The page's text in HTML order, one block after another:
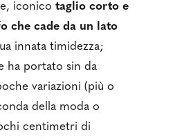
iconicotaglio corto e
che cade da un lato
innata timidezza;
ha portato sin da
variazioni (più o
della moda o
centimetri di